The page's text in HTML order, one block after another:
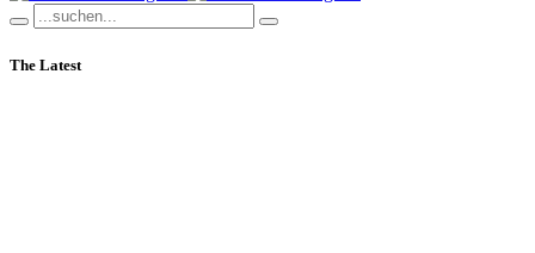
The Latest